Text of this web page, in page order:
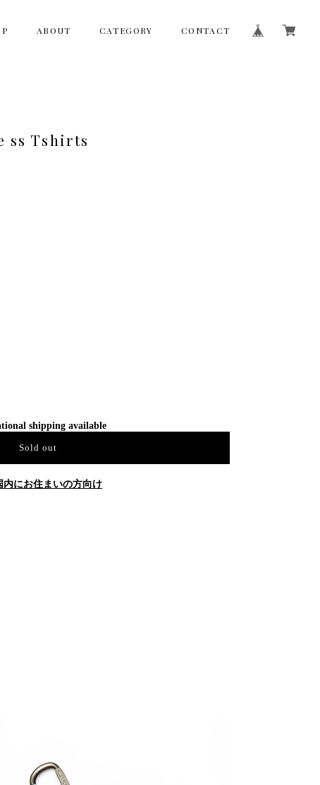
ABOUT CATEGORY CONTACT
ss Tshirts
shipping available
Sold out
内にお住まいの方向け